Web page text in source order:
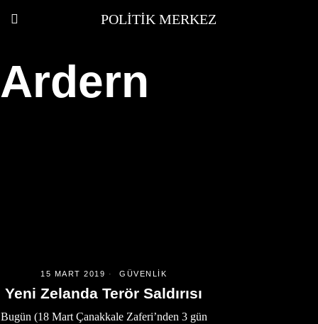
POLITIK MERKEZ
Ardern
15 MART 2019 GÜVENLIK
Yeni Zelanda Terör Saldırısı
Bugün (18 Mart Çanakkale Zaferi’nden 3 gün